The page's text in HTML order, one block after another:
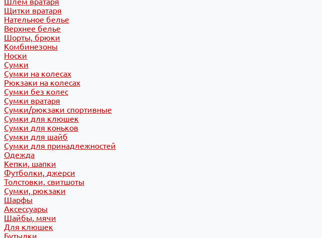
Щитки вратаря
Нательное белье
Верхнее белье
Шорты, брюки
Комбинезоны
Носки
Сумки
Сумки на колесах
Рюкзаки на колесах
Сумки без колес
Сумки вратаря
Сумки/рюкзаки спортивные
Сумки для клюшек
Сумки для коньков
Сумки для шайб
Сумки для принадлежностей
Одежда
Кепки, шапки
Футболки, джерси
Толстовки, свитшоты
Сумки, рюкзаки
Шарфы
Аксессуары
Шайбы, мячи
Для клюшек
Бутылки